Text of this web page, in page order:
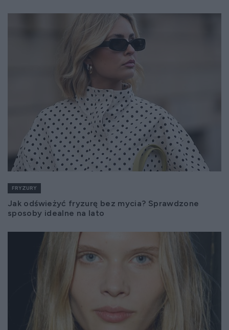
FRYZURY
Jak odświeżyć fryzurę bez mycia? Sprawdzone
sposoby idealne na lato